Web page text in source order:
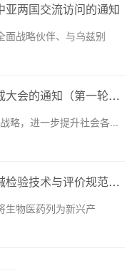
亚两国交流访问的通知
面战略伙伴、与乌兹别
转发关于召开第十一届中国药物警戒大会的通知（第一轮）——药品和医疗器械领域
略，进一步提升社会各...
转发中检院关于举办智能化医疗器械检验技术与评价规范培训班的通知
生物医药列为新兴产